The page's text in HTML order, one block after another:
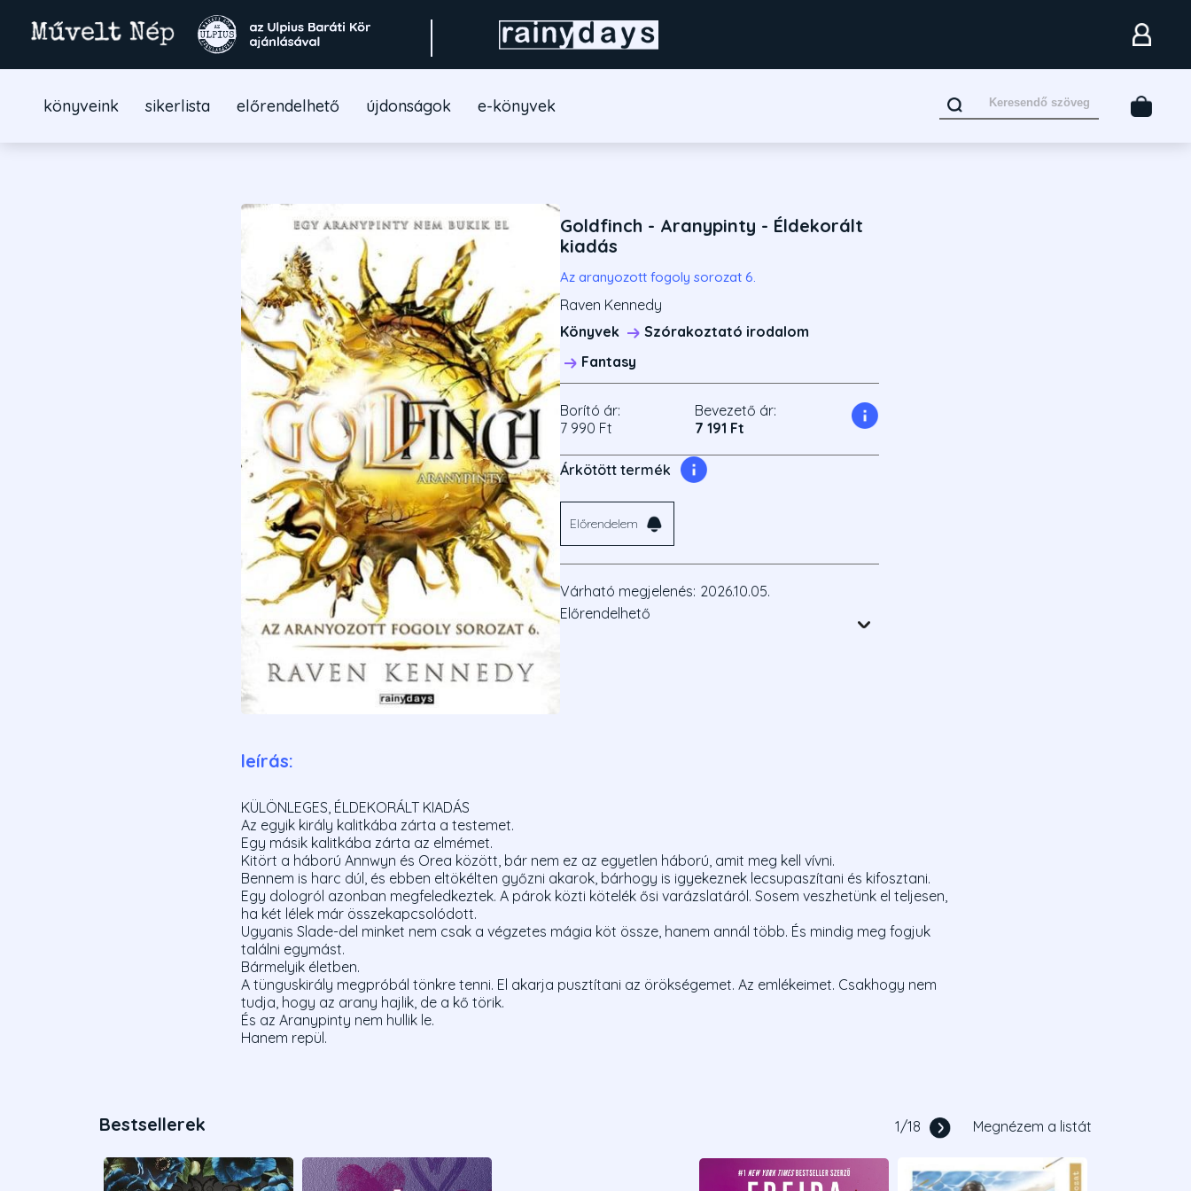
könyveink sikerlista előrendelhető újdonságok e-könyvek
Goldfinch - Aranypinty - Éldekorált
kiadás
Az aranyozott fogoly sorozat 6.
Raven Kennedy
Könyvek
Szórakoztató irodalom
Fantasy
Borító ár:
7 990 Ft
Bevezető ár:
7 191 Ft
Árkötött termék
Előrendelem
Várható megjelenés: 2026.10.05.
Előrendelhető
leírás:
KÜLÖNLEGES, ÉLDEKORÁLT KIADÁS
Az egyik király kalitkába zárta a testemet.
Egy másik kalitkába zárta az elmémet.
Kitört a háború Annwyn és Orea között, bár nem ez az egyetlen háború, amit meg kell vívni.
Bennem is harc dúl, és ebben eltökélten győzni akarok, bárhogy is igyekeznek lecsupaszítani és kifosztani.
Egy dologról azonban megfeledkeztek. A párok közti kötelék ősi varázslatáról. Sosem veszhetünk el teljesen,
ha két lélek már összekapcsolódott.
Ugyanis Slade-del minket nem csak a végzetes mágia köt össze, hanem annál több. És mindig meg fogjuk
találni egymást.
Bármelyik életben.
A tünguskirály megpróbál tönkre tenni. El akarja pusztítani az örökségemet. Az emlékeimet. Csakhogy nem
tudja, hogy az arany hajlik, de a kő törik.
És az Aranypinty nem hullik le.
Hanem repül.
Bestsellerek 1/18 Megnézem a listát